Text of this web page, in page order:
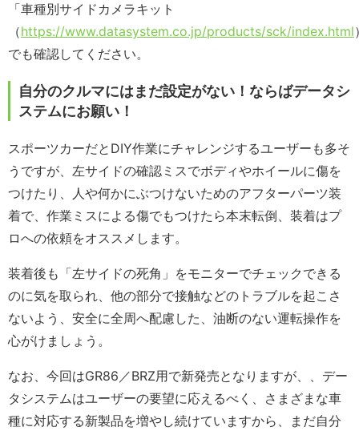
「車種別サイドカメラキット
（https://www.datasystem.co.jp/products/sck/index.html
でも確認してください。
自分のクルマにはまだ設定がない！ならばデータシ
ステムにお願い！
スポーツカーだとDIY作業にチャレンジするユーザーも多そ
うですが、左サイドの確認ミスでボディやホイールに傷を
つけたり、人や何かにぶつけないためのアフターパーツ装
着で、作業ミスによる傷でもつけたら本末転倒、装着はプ
ロへの依頼をオススメします。
装着後も「左サイドの死角」をモニターでチェックできる
のに気を取られ、他の部分で接触などのトラブルを起こさ
ないよう、安全に全周へ配慮した、油断のない運転操作を
心がけましょう。
なお、今回はGR86／BRZ用で新発売となりますが、、デー
タシステムはユーザーの要望に応えるべく、さまざまな車
種に対応する新製品を増やし続けていますから、まだ自分